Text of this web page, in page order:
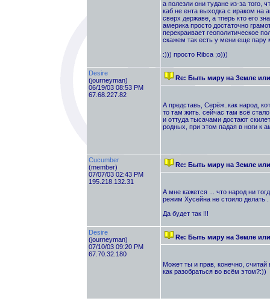
а полезли они тудане из-за того,
каб не ента выходка с ираком на
сверх державе, а тперь кто его
америка просто достаточно
перекраивает геополитическое
скажем так есть у мени еще
:))) просто Ribca ;о)))
Desire
(journeyman)
06/19/03 08:53 PM
67.68.227.82
Re: Быть миру на Земле
А представь, Серёж..как народ,
то там жить. сейчас там всё
и оттуда тысачами достают
родных, при этом падая в ноги к
Cucumber
(member)
07/07/03 02:43 PM
195.218.132.31
Re: Быть миру на Земле
А мне кажется ... что народ ни
режим Хусейна не стоило делать
Да будет так !!!
Desire
(journeyman)
07/10/03 09:20 PM
67.70.32.180
Re: Быть миру на Земле
Может ты и прав, конечно,
как разобраться во всём этом?:))